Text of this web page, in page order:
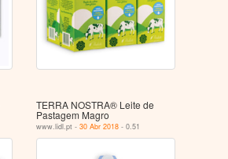
TERRA NOSTRA® Leite de
Pastagem Magro
www.lidl.pt -30 Abr 2018 - 0.51